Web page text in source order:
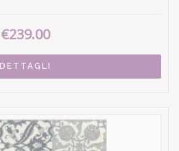
€239.00
DETTAGLI